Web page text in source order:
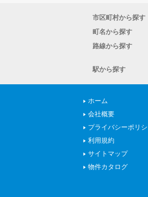
市区町村から探す
町名から探す
路線から探す
駅から探す
ホーム
会社概要
プライバシーポリ
利用規約
サイトマップ
物件カタログ